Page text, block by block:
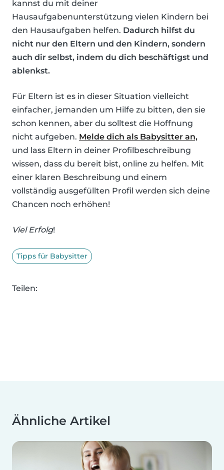
kannst du mit deiner
Hausaufgabenunterstützung vielen Kindern bei
den Hausaufgaben helfen. Dadurch hilfst du
nicht nur den Eltern und den Kindern, sondern
auch dir selbst, indem du dich beschäftigst und
ablenkst.
Für Eltern ist es in dieser Situation vielleicht
einfacher, jemanden um Hilfe zu bitten, den sie
schon kennen, aber du solltest die Hoffnung
nicht aufgeben. Melde dich als Babysitter an,
und lass Eltern in deiner Profilbeschreibung
wissen, dass du bereit bist, online zu helfen. Mit
einer klaren Beschreibung und einem
vollständig ausgefüllten Profil werden sich deine
Chancen noch erhöhen!
Viel Erfolg!
Tipps für Babysitter
Teilen:
Ähnliche Artikel